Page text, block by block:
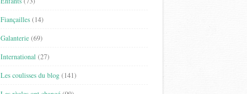
Fiançailles (14)
Galanterie (69)
International (27)
Les coulisses du blog (141)